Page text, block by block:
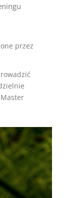
przez